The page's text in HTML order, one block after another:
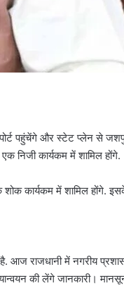
पहुंचेंगे और स्टेट प्लेन से
निजी कार्यकम में शामिल होंगे.
कार्यकम में शामिल होंगे.
आज राजधानी में नगरीय
की लेंगे जानकारी।